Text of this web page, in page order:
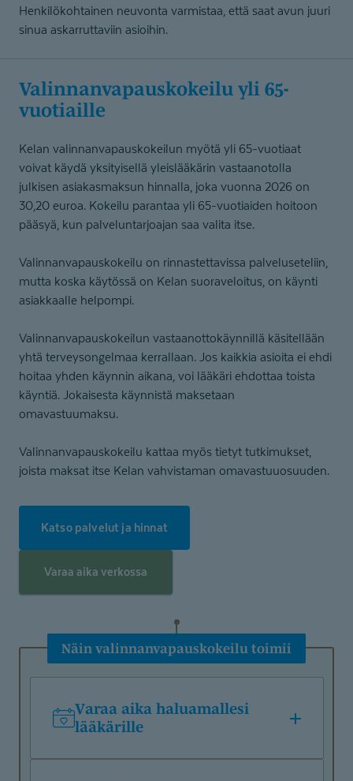
Henkilökohtainen neuvonta varmistaa, että saat avun juuri
sinua askarruttaviin asioihin.
Valinnanva­paus­kokeilu yli 65-
vuotiaille
Kelan valinnanvapauskokeilun myötä yli 65-vuotiaat
voivat käydä yksityisellä yleislääkärin vastaanotolla
julkisen asiakasmaksun hinnalla, joka vuonna 2026 on
30,20 euroa. Kokeilu parantaa yli 65-vuotiaiden hoitoon
pääsyä, kun palveluntarjoajan saa valita itse.
Valinnanvapauskokeilu on rinnastettavissa palveluseteliin,
mutta koska käytössä on Kelan suoraveloitus, on käynti
asiakkaalle helpompi.
Valinnanvapauskokeilun vastaanottokäynnillä käsitellään
yhtä terveysongelmaa kerrallaan. Jos kaikkia asioita ei ehdi
hoitaa yhden käynnin aikana, voi lääkäri ehdottaa toista
käyntiä. Jokaisesta käynnistä maksetaan
omavastuumaksu.
Valinnanvapauskokeilu kattaa myös tietyt tutkimukset,
joista maksat itse Kelan vahvistaman omavastuuosuuden.
Katso palvelut ja hinnat
Varaa aika verkossa
Näin valinnanvapauskokeilu toimii
Varaa aika haluamallesi
lääkärille